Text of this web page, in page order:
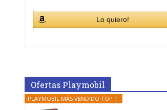
Lo quiero!
Ofertas Playmobil
PLAYMOBIL MÁS VENDIDO TOP 1